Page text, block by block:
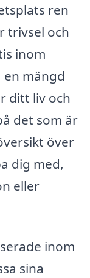
ren
trivsel och
inom
mängd
ditt liv och
det som är
över
dig med,
eller
inom
sina